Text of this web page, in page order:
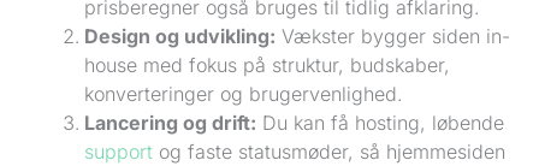
prisberegner også bruges til tidlig afklaring.
Design og udvikling: Vækster bygger siden in-
house med fokus på struktur, budskaber,
konverteringer og brugervenlighed.
Lancering og drift: Du kan få hosting, løbende
support og faste statusmøder, så hjemmesiden